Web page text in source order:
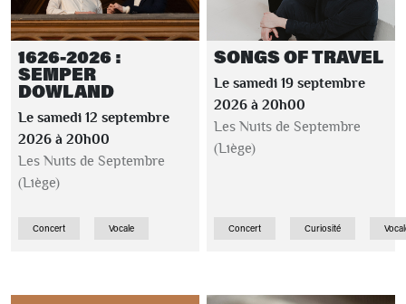
1626-2026 :
SEMPER
DOWLAND
Le samedi 12 septembre
2026 à 20h00
Les Nuits de Septembre
(Liège)
Concert Vocale
SONGS OF TRAVEL
Le samedi 19 septembre
2026 à 20h00
Les Nuits de Septembre
(Liège)
Concert Curiosité